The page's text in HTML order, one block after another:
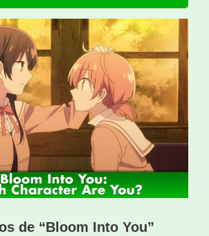
de “Bloom Into You”